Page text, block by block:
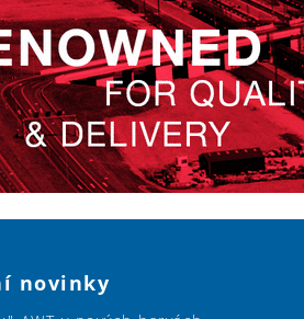
novinky